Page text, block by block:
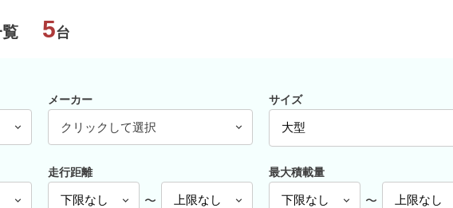
5台
メーカー
クリックして選択
サイズ
走行距離
〜
最大積載量
〜